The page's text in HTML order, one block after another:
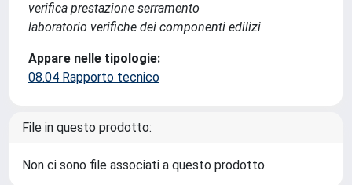
verifica prestazione serramento
laboratorio verifiche dei componenti edilizi
Appare nelle tipologie:
08.04 Rapporto tecnico
File in questo prodotto:
Non ci sono file associati a questo prodotto.